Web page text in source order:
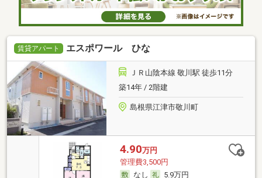
賃貸アパート エスポワール ひな
ＪＲ山陰本線 敬川駅 徒歩11分
築14年 / 2階建
島根県江津市敬川町
4.90万円
管理費3,500円
なし
5.9万円